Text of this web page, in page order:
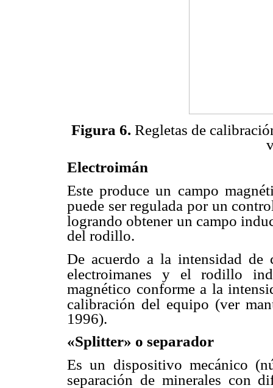
Figura 6. Regletas de
Electroimán
Este produce un campo
puede ser regulada por un
logrando obtener un campo
del rodillo.
De acuerdo a la intensidad de
electroimanes y el rodillo
magnético conforme a la
calibración del equipo (ver
1996).
«Splitter» o separador
Es un dispositivo mecánico
separación de minerales con